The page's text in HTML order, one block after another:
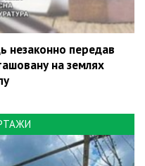
незаконно передав
на землях